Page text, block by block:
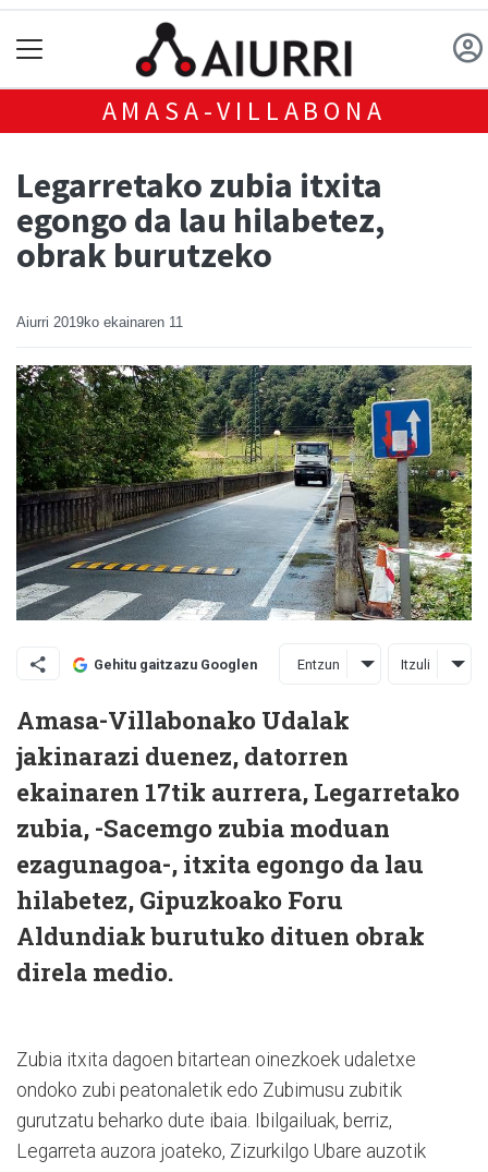
AMASA-VILLABONA
Legarretako zubia itxita
egongo da lau hilabetez,
obrak burutzeko
Aiurri 2019ko ekainaren 11
Gehitu gaitzazu Googlen Entzun Itzuli
Amasa-Villabonako Udalak
jakinarazi duenez, datorren
ekainaren 17tik aurrera, Legarretako
zubia, -Sacemgo zubia moduan
ezagunagoa-, itxita egongo da lau
hilabetez, Gipuzkoako Foru
Aldundiak burutuko dituen obrak
direla medio.
Zubia itxita dagoen bitartean oinezkoek udaletxe
ondoko zubi peatonaletik edo Zubimusu zubitik
gurutzatu beharko dute ibaia. Ibilgailuak, berriz,
Legarreta auzora joateko, Zizurkilgo Ubare auzotik